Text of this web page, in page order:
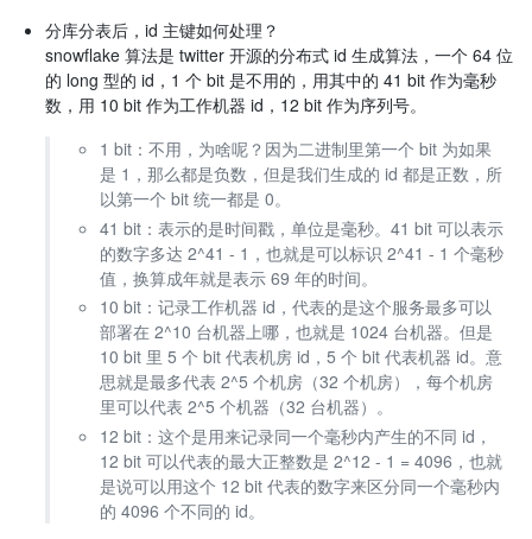
分库分表后，id 主键如何处理？
snowflake 算法是 twitter 开源的分布式 id 生成算法，一个 64 位
的 long 型的 id，1 个 bit 是不用的，用其中的 41 bit 作为毫秒
数，用 10 bit 作为工作机器 id，12 bit 作为序列号。
1 bit：不用，为啥呢？因为二进制里第一个 bit 为如果
是 1，那么都是负数，但是我们生成的 id 都是正数，所
以第一个 bit 统一都是 0。
41 bit：表示的是时间戳，单位是毫秒。41 bit 可以表示
的数字多达 2^41 - 1，也就是可以标识 2^41 - 1 个毫秒
值，换算成年就是表示 69 年的时间。
10 bit：记录工作机器 id，代表的是这个服务最多可以
部署在 2^10 台机器上哪，也就是 1024 台机器。但是
10 bit 里 5 个 bit 代表机房 id，5 个 bit 代表机器 id。意
思就是最多代表 2^5 个机房（32 个机房），每个机房
里可以代表 2^5 个机器（32 台机器）。
12 bit：这个是用来记录同一个毫秒内产生的不同 id，
12 bit 可以代表的最大正整数是 2^12 - 1 = 4096，也就
是说可以用这个 12 bit 代表的数字来区分同一个毫秒内
的 4096 个不同的 id。